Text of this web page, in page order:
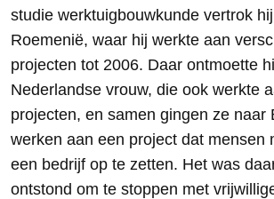
studie werktuigbouwkunde vertrok
Roemenië, waar hij werkte aan
projecten tot 2006. Daar ontmoette
Nederlandse vrouw, die ook werkte
projecten, en samen gingen ze naar
werken aan een project dat mensen
een bedrijf op te zetten. Het was
ontstond om te stoppen met